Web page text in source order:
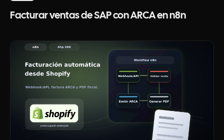
Facturar ventas de SAP con ARCA en n8n